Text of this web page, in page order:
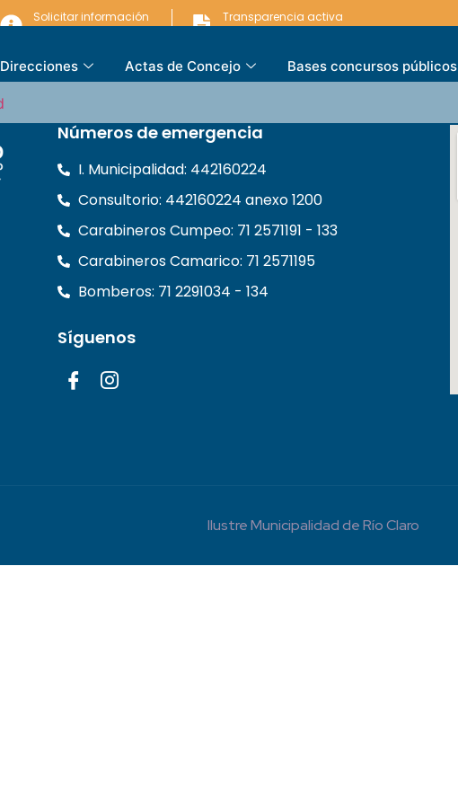
Solicitar información
Transparencia activa
Direcciones Actas de Concejo Bases concursos públicos
Números de emergencia
I. Municipalidad: 442160224
Consultorio: 442160224 anexo 1200
Carabineros Cumpeo: 71 2571191 - 133
Carabineros Camarico: 71 2571195
Bomberos: 71 2291034 - 134
Síguenos
Ilustre Municipalidad de Río Claro